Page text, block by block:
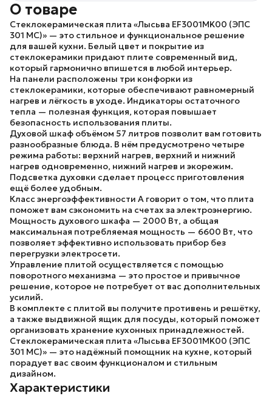
О товаре
Стеклокерамическая плита «Лысьва EF3001MK00 (ЭПС
301 МС)» — это стильное и функциональное решение
для вашей кухни. Белый цвет и покрытие из
стеклокерамики придают плите современный вид,
который гармонично впишется в любой интерьер.
На панели расположены три конфорки из
стеклокерамики, которые обеспечивают равномерный
нагрев и лёгкость в уходе. Индикаторы остаточного
тепла — полезная функция, которая повышает
безопасность использования плиты.
Духовой шкаф объёмом 57 литров позволит вам готовить
разнообразные блюда. В нём предусмотрено четыре
режима работы: верхний нагрев, верхний и нижний
нагрев одновременно, нижний нагрев и экорежим.
Подсветка духовки сделает процесс приготовления
ещё более удобным.
Класс энергоэффективности A говорит о том, что плита
поможет вам сэкономить на счетах за электроэнергию.
Мощность духового шкафа — 2000 Вт, а общая
максимальная потребляемая мощность — 6600 Вт, что
позволяет эффективно использовать прибор без
перегрузки электросети.
Управление плитой осуществляется с помощью
поворотного механизма — это простое и привычное
решение, которое не потребует от вас дополнительных
усилий.
В комплекте с плитой вы получите противень и решётку,
а также выдвижной ящик для посуды, который поможет
организовать хранение кухонных принадлежностей.
Стеклокерамическая плита «Лысьва EF3001MK00 (ЭПС
301 МС)» — это надёжный помощник на кухне, который
порадует вас своим функционалом и стильным
дизайном.
Характеристики